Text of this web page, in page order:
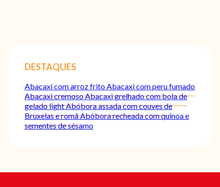
DESTAQUES
Abacaxi com arroz frito Abacaxi com peru fumado
Abacaxi cremosoAbacaxi grelhado com bola de
gelado lightAbóbora assada com couves de
Bruxelas e romãAbóbora recheada com quinoa e
sementes de sésamo